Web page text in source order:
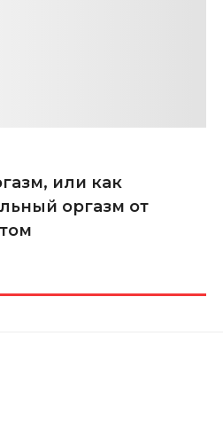
или как
оргазм от